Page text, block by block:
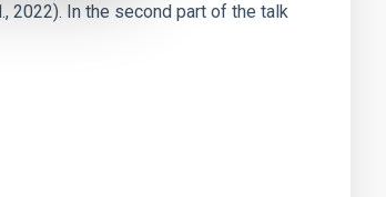
2022). In the second part of the talk